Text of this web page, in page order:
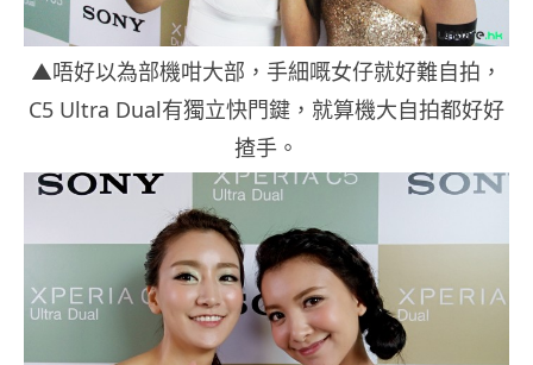
▲唔好以為部機咁大部，手細嘅女仔就好難自拍，
C5 Ultra Dual有獨立快門鍵，就算機大自拍都好好
揸手。